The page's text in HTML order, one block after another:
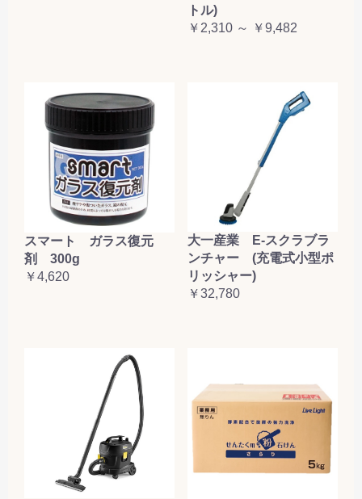
トル)
￥2,310 ～ ￥9,482
スマート ガラス復元
剤 300g
￥4,620
大一産業 E-スクラブラ
ンチャー (充電式小型ポ
リッシャー)
￥32,780